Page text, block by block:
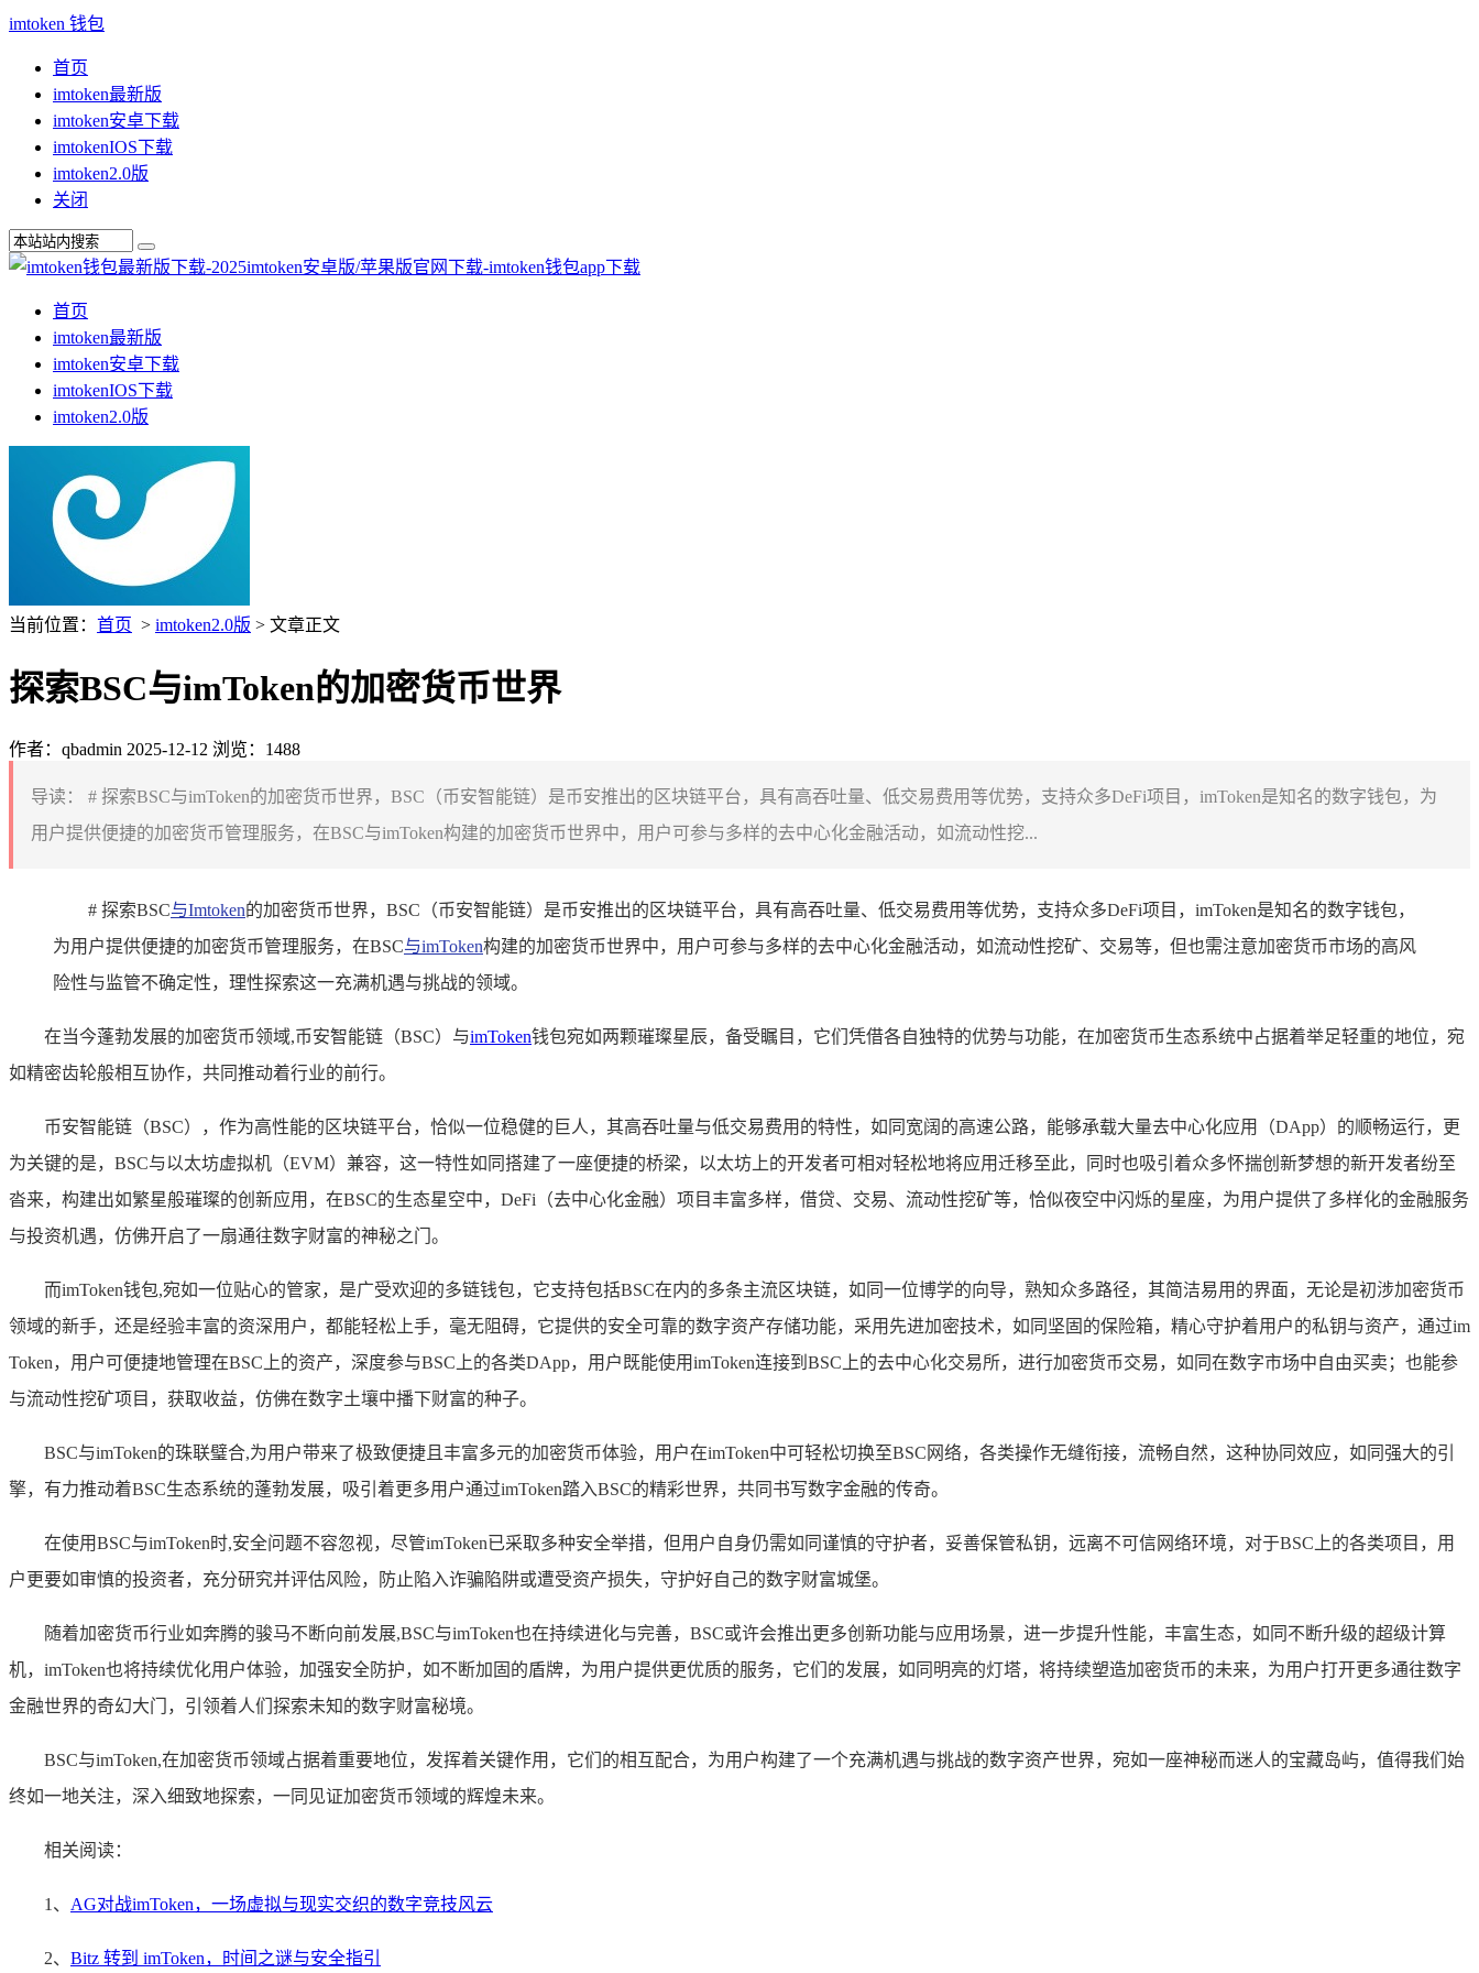
imtoken 钱包
首页
imtoken最新版
imtoken安卓下载
imtokenIOS下载
imtoken2.0版
关闭
首页
imtoken最新版
imtoken安卓下载
imtokenIOS下载
imtoken2.0版
当前位置： 首页 > imtoken2.0版 > 文章正文
探索BSC与imToken的加密货币世界
作者：qbadmin 2025-12-12 浏览：1488
导读：
# 探索BSC与imToken的加密货币世界，BSC（币安智能链）是币安推出的区块链平台，具有高吞吐量、低交易费用等优势，支持众多DeFi项目，imToken是知名的数字钱包，为
用户提供便捷的加密货币管理服务，在BSC与imToken构建的加密货币世界中，用户可参与多样的去中心化金融活动，如流动性挖...
# 探索BSC与Imtoken的加密货币世界，BSC（币安智能链）是币安推出的区块链平台，具有高吞吐量、低交易费用等优势，支持众多DeFi项目，imToken是知名的数字钱包，
为用户提供便捷的加密货币管理服务，在BSC与imToken构建的加密货币世界中，用户可参与多样的去中心化金融活动，如流动性挖矿、交易等，但也需注意加密货币市场的高风
险性与监管不确定性，理性探索这一充满机遇与挑战的领域。
在当今蓬勃发展的加密货币领域,币安智能链（BSC）与imToken钱包宛如两颗璀璨星辰，备受瞩目，它们凭借各自独特的优势与功能，在加密货币生态系统中占据着举足轻重的地位，宛
如精密齿轮般相互协作，共同推动着行业的前行。
币安智能链（BSC），作为高性能的区块链平台，恰似一位稳健的巨人，其高吞吐量与低交易费用的特性，如同宽阔的高速公路，能够承载大量去中心化应用（DApp）的顺畅运行，更
为关键的是，BSC与以太坊虚拟机（EVM）兼容，这一特性如同搭建了一座便捷的桥梁，以太坊上的开发者可相对轻松地将应用迁移至此，同时也吸引着众多怀揣创新梦想的新开发者纷至
沓来，构建出如繁星般璀璨的创新应用，在BSC的生态星空中，DeFi（去中心化金融）项目丰富多样，借贷、交易、流动性挖矿等，恰似夜空中闪烁的星座，为用户提供了多样化的金融服务
与投资机遇，仿佛开启了一扇通往数字财富的神秘之门。
而imToken钱包,宛如一位贴心的管家，是广受欢迎的多链钱包，它支持包括BSC在内的多条主流区块链，如同一位博学的向导，熟知众多路径，其简洁易用的界面，无论是初涉加密货币
领域的新手，还是经验丰富的资深用户，都能轻松上手，毫无阻碍，它提供的安全可靠的数字资产存储功能，采用先进加密技术，如同坚固的保险箱，精心守护着用户的私钥与资产，通过im
Token，用户可便捷地管理在BSC上的资产，深度参与BSC上的各类DApp，用户既能使用imToken连接到BSC上的去中心化交易所，进行加密货币交易，如同在数字市场中自由买卖；也能参
与流动性挖矿项目，获取收益，仿佛在数字土壤中播下财富的种子。
BSC与imToken的珠联璧合,为用户带来了极致便捷且丰富多元的加密货币体验，用户在imToken中可轻松切换至BSC网络，各类操作无缝衔接，流畅自然，这种协同效应，如同强大的引
擎，有力推动着BSC生态系统的蓬勃发展，吸引着更多用户通过imToken踏入BSC的精彩世界，共同书写数字金融的传奇。
在使用BSC与imToken时,安全问题不容忽视，尽管imToken已采取多种安全举措，但用户自身仍需如同谨慎的守护者，妥善保管私钥，远离不可信网络环境，对于BSC上的各类项目，用
户更要如审慎的投资者，充分研究并评估风险，防止陷入诈骗陷阱或遭受资产损失，守护好自己的数字财富城堡。
随着加密货币行业如奔腾的骏马不断向前发展,BSC与imToken也在持续进化与完善，BSC或许会推出更多创新功能与应用场景，进一步提升性能，丰富生态，如同不断升级的超级计算
机，imToken也将持续优化用户体验，加强安全防护，如不断加固的盾牌，为用户提供更优质的服务，它们的发展，如同明亮的灯塔，将持续塑造加密货币的未来，为用户打开更多通往数字
金融世界的奇幻大门，引领着人们探索未知的数字财富秘境。
BSC与imToken,在加密货币领域占据着重要地位，发挥着关键作用，它们的相互配合，为用户构建了一个充满机遇与挑战的数字资产世界，宛如一座神秘而迷人的宝藏岛屿，值得我们始
终如一地关注，深入细致地探索，一同见证加密货币领域的辉煌未来。
相关阅读：
1、 AG对战imToken，一场虚拟与现实交织的数字竞技风云
2、 Bitz 转到 imToken，时间之谜与安全指引